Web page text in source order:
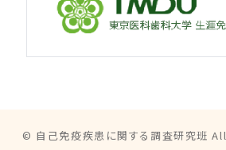
© 自己免疫疾患に関する調査研究班